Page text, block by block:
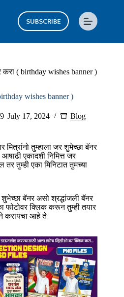
SUBSCRIBE
करा ( birthday wishes banner )
wishes banner )
July 17, 2024 Blog
तुम्हाला जर शुभेच्छा बॅनर
एकादशी निमित्त जर
तुम्ही एका मिनिटात तुमच्या
शुभेच्छा बॅनर असो श्रद्धांजली बॅनर
फोटोवर क्लिक करून तुम्ही तयार
करायचा आहे ते